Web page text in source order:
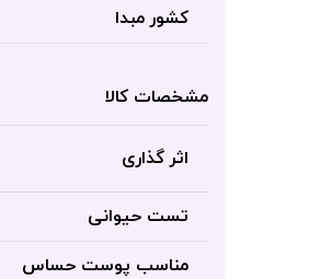
کشور مبدا
مشخصات کالا
اثر گذاری
تست حیوانی
مناسب پوست حساس